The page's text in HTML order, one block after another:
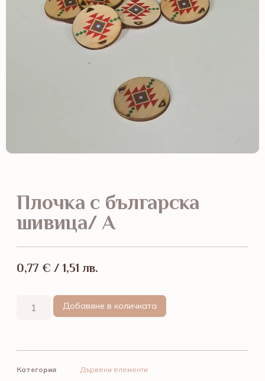
Плочка с българска
шивица/ А
0,77 € / 1,51 лв.
Добавяне в количката
Категория Дървени елементи